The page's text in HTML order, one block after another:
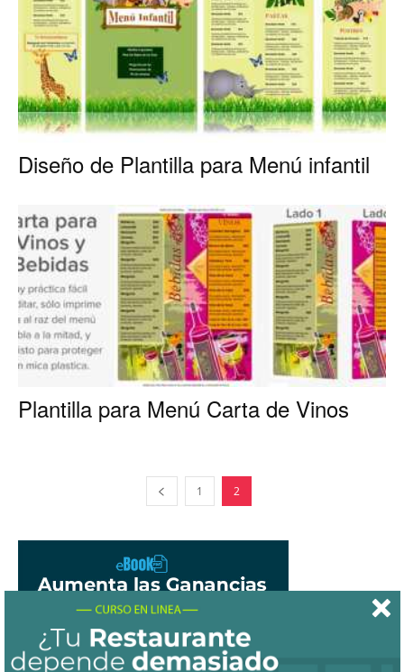
Diseño de Plantilla para Menú infantil
Plantilla para Menú Carta de Vinos
1 2